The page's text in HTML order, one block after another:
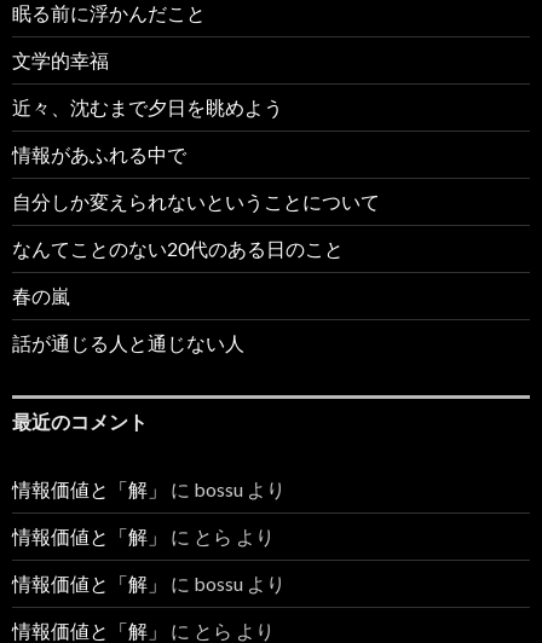
眠る前に浮かんだこと
文学的幸福
近々、沈むまで夕日を眺めよう
情報があふれる中で
自分しか変えられないということについて
なんてことのない20代のある日のこと
春の嵐
話が通じる人と通じない人
最近のコメント
情報価値と「解」 に bossu より
情報価値と「解」 に とら より
情報価値と「解」 に bossu より
情報価値と「解」 に とら より